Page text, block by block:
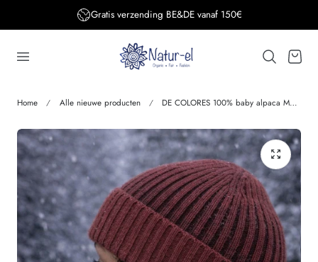
Gratis verzending BE&DE vanaf 150€
Home Alle nieuwe producten DE COLORES 100% baby alpaca MUTS TWO TONE roest 48